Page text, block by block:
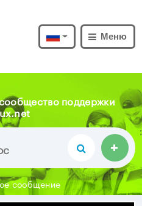
Меню
поддержки
сообщение